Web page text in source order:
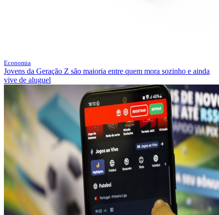
Economia
Jovens da Geração Z são maioria entre quem mora sozinho e ainda
vive de aluguel